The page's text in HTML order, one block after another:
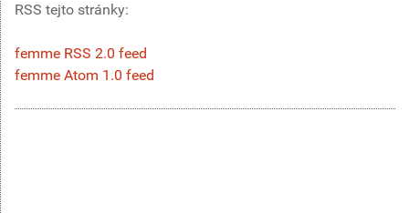
RSS tejto stránky:
femme RSS 2.0 feed
femme Atom 1.0 feed